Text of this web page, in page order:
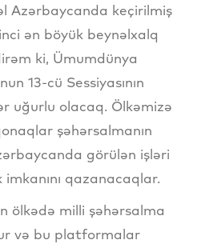
Azərbaycanda keçirilmiş
ən böyük beynəlxalq
ki, Ümumdünya
13-cü Sessiyasının
uğurlu olacaq. Ölkəmizə
şəhərsalmanın
görülən işləri
qazanacaqlar.
ölkədə milli şəhərsalma
və bu platformalar